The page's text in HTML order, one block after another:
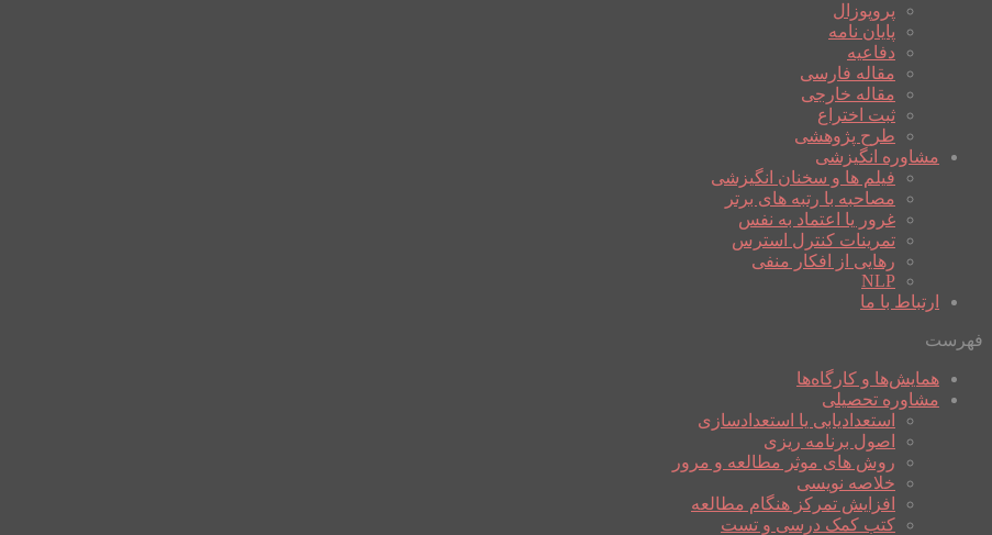
پروپوزال
پایان نامه
دفاعیه
مقاله فارسی
مقاله خارجی
ثبت اختراع
طرح پژوهشی
مشاوره انگیزشی
فیلم ها و سخنان انگیزشی
مصاحبه با رتبه های برتر
غرور یا اعتماد به نفس
تمرینات کنترل استرس
رهایی از افکار منفی
NLP
ارتباط با ما
فهرست
همایش‌ها و کارگاه‌ها
مشاوره تحصیلی
استعدادیابی یا استعدادسازی
اصول برنامه ریزی
روش های موثر مطالعه و مرور
خلاصه نویسی
افزایش تمرکز هنگام مطالعه
کتب کمک درسی و تست